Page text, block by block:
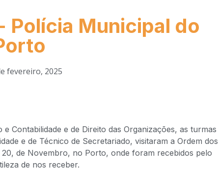
Polícia Municipal do
fevereiro, 2025
Contabilidade e de Direito das Organizações, as turmas
e de Técnico de Secretariado, visitaram a Ordem dos
20, de Novembro, no Porto, onde foram recebidos pelo
de nos receber.​